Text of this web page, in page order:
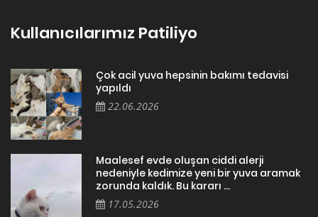
Kullanıcılarımız Patiliyo
Çok acil yuva hepsinin bakımı tedavisi
yapıldı
22.06.2026
Maalesef evde oluşan ciddi alerji
nedeniyle kedimize yeni bir yuva aramak
zorunda kaldık. Bu kararı ...
17.05.2026